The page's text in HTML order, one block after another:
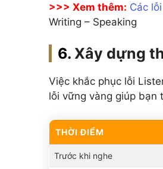
>>> Xem thêm: Các
Writing – Speaking
Xây dựng
Việc khắc phục lỗi
lỗi vững vàng giúp bạn
THỜI ĐIỂM
Trước khi nghe